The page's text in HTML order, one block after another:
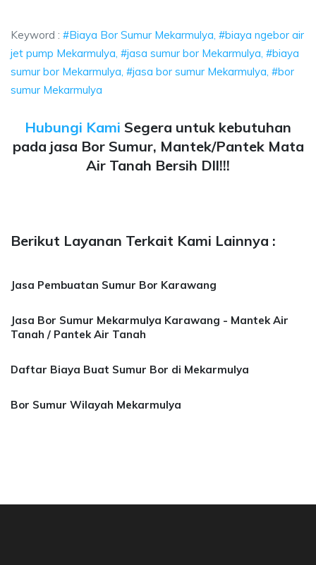
Keyword : #Biaya Bor Sumur Mekarmulya, #biaya ngebor air
jet pump Mekarmulya, #jasa sumur bor Mekarmulya, #biaya
sumur bor Mekarmulya, #jasa bor sumur Mekarmulya, #bor
sumur Mekarmulya
Hubungi Kami Segera untuk kebutuhan
pada jasa Bor Sumur, Mantek/Pantek Mata
Air Tanah Bersih Dll!!!
Berikut Layanan Terkait Kami Lainnya :
Jasa Pembuatan Sumur Bor Karawang
Jasa Bor Sumur Mekarmulya Karawang - Mantek Air
Tanah / Pantek Air Tanah
Daftar Biaya Buat Sumur Bor di Mekarmulya
Bor Sumur Wilayah Mekarmulya